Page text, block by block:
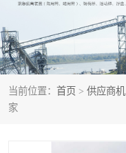
当前位置： 首页 > 供应商机
家